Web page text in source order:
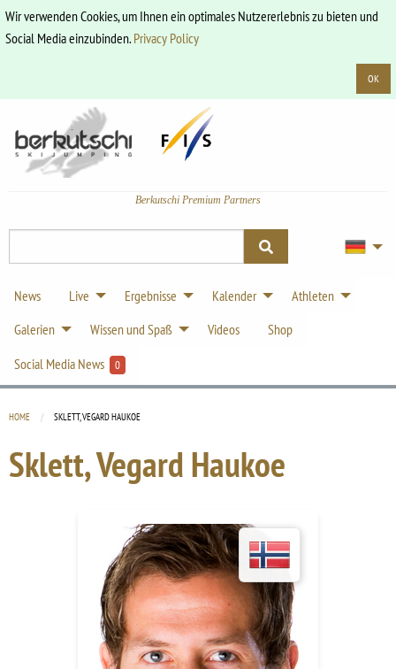
Wir verwenden Cookies, um Ihnen ein optimales Nutzererlebnis zu bieten und
Social Media einzubinden.Privacy Policy
OK
Berkutschi Premium Partners
News Live Ergebnisse Kalender
Athleten
Galerien
Wissen und Spaß Videos
Shop
Social Media News
0
HOME CURRENT:
SKLETT, VEGARD HAUKOE
Sklett, Vegard Haukoe